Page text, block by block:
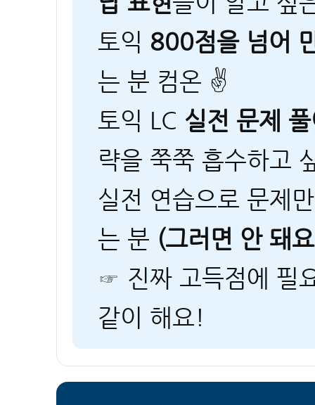
토익 800점을 넘어
는 분 컴온 ✌
토익 LC 실전 문제
략을 쭉쭉 흡수하고
실전 연습으로 문제
는 분 (그러면 안 돼
☞ 진짜 고득점에 필
같이 해요!